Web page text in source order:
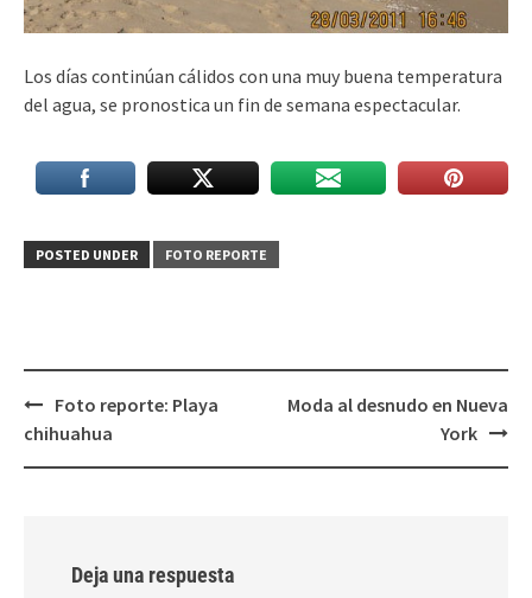
Los días continúan cálidos con una muy buena temperatura
del agua, se pronostica un fin de semana espectacular.
POSTED UNDER FOTO REPORTE
Post
navigation
Foto reporte: Playa
chihuahua
Moda al desnudo en Nueva
York
Deja una respuesta